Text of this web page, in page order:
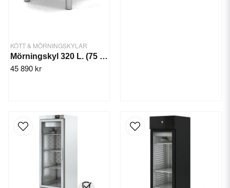
KÖTT & MÖRNINGSKYLAR
Mörningskyl 320 L. (75 kg)
45 890 kr